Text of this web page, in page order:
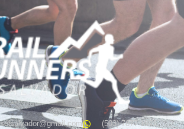
(503) 7877 1971